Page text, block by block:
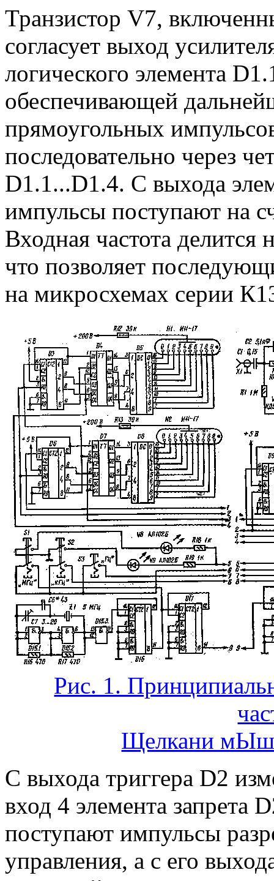
Транзистор V7,
согласует выход
логического элемента
обеспечивающей
прямоугольных
последовательно через
D1.1...D1.4. С выхода
импульсы поступают на
Входная частота
что позволяет
на микросхемах серии
Рис. 1.
Щелкани
С выхода триггера D2
вход 4 элемента запрета
поступают импульсы
управления, а с его